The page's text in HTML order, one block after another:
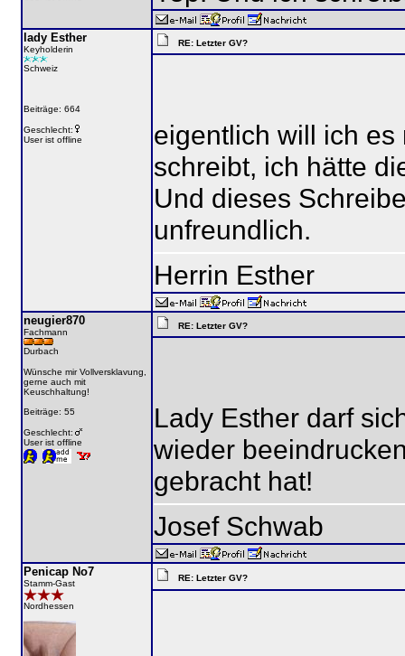
lady Esther
Keyholderin
Schweiz
Beiträge: 664
Geschlecht:
User ist offline
RE: Letzter GV?
eigentlich will ich
schreibt, ich hätte
Und dieses
unfreundlich.
Herrin Esther
neugier870
Fachmann
Durbach
Wünsche mir Vollversklavung,
gerne auch mit
Keuschhaltung!
Beiträge: 55
Geschlecht:
User ist offline
RE: Letzter GV?
Lady Esther darf
wieder
gebracht hat!
Josef Schwab
Penicap No7
Stamm-Gast
Nordhessen
RE: Letzter GV?